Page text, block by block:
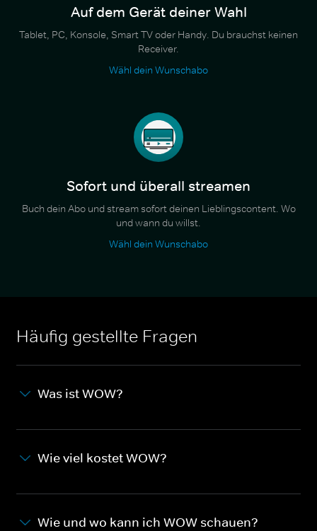
Auf dem Gerät deiner Wahl
Tablet, PC, Konsole, Smart TV oder Handy. Du brauchst keinen
Receiver.
Wähl dein Wunschabo
Sofort und überall streamen
Buch dein Abo und stream sofort deinen Lieblingscontent. Wo
und wann du willst.
Wähl dein Wunschabo
Häufig gestellte Fragen
Was ist WOW?
Wie viel kostet WOW?
Wie und wo kann ich WOW schauen?